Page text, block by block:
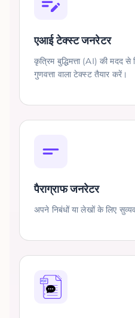
एआई टेक्स्ट जनरेटर
कृत्रिम बुद्धिमत्ता (AI) की मदद से
गुणवत्ता वाला टेक्स्ट तैयार करें।
पैराग्राफ जनरेटर
अपने निबंधों या लेखों के लिए